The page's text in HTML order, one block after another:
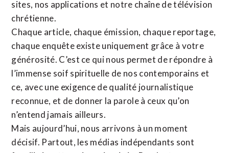
sites, nos applications et notre chaîne de télévision
chrétienne.
Chaque article, chaque émission, chaque reportage,
chaque enquête existe uniquement grâce à votre
générosité. C’est ce qui nous permet de répondre à
l’immense soif spirituelle de nos contemporains et
ce, avec une exigence de qualité journalistique
reconnue, et de donner la parole à ceux qu’on
n’entend jamais ailleurs.
Mais aujourd’hui, nous arrivons à un moment
décisif. Partout, les médias indépendants sont